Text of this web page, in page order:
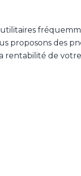
proposons des
rentabilité de